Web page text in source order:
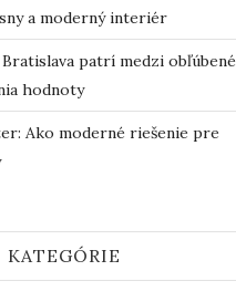
a moderný interiér
patrí medzi obľúbené
hodnoty
Ako moderné riešenie pre
KATEGÓRIE